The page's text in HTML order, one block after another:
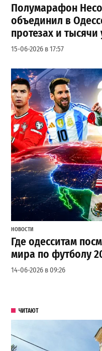
Полумарафон
объединил в
протезах и
15-06-2026 в 17:57
НОВОСТИ
Где одесситам
мира по футболу
14-06-2026 в 09:26
ЧИТАЮТ